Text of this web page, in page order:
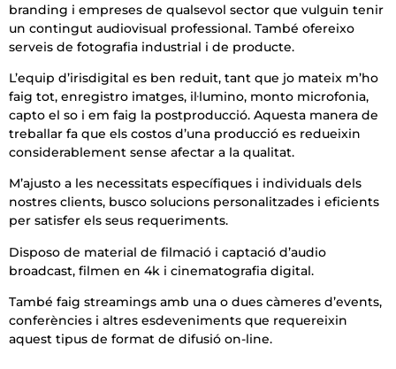
branding i empreses de qualsevol sector que vulguin tenir
un contingut audiovisual professional. També ofereixo
serveis de fotografia industrial i de producte.
L’equip d’irisdigital es ben reduit, tant que jo mateix m’ho
faig tot, enregistro imatges, il·lumino, monto microfonia,
capto el so i em faig la postproducció. Aquesta manera de
treballar fa que els costos d’una producció es redueixin
considerablement sense afectar a la qualitat.
M’ajusto a les necessitats específiques i individuals dels
nostres clients, busco solucions personalitzades i eficients
per satisfer els seus requeriments.
Disposo de material de filmació i captació d’audio
broadcast, filmen en 4k i cinematografia digital.
També faig streamings amb una o dues càmeres d’events,
conferències i altres esdeveniments que requereixin
aquest tipus de format de difusió on-line.